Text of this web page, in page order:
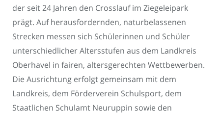
der seit 24 Jahren den Crosslauf im Ziegeleipark
prägt. Auf herausfordernden, naturbelassenen
Strecken messen sich Schülerinnen und Schüler
unterschiedlicher Altersstufen aus dem Landkreis
Oberhavel in fairen, altersgerechten Wettbewerben.
Die Ausrichtung erfolgt gemeinsam mit dem
Landkreis, dem Förderverein Schulsport, dem
Staatlichen Schulamt Neuruppin sowie den